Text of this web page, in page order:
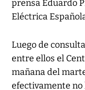
prensa Eduardo
Eléctrica
Luego de
entre ellos el
mañana del
efectivamente no